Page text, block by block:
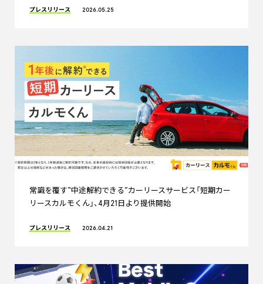
プレスリリース 2026.05.25
常識を覆す“中途解約できる”カーリースサービス「短期カー
リースカルモくん」、4月21日より提供開始
プレスリリース 2026.04.21